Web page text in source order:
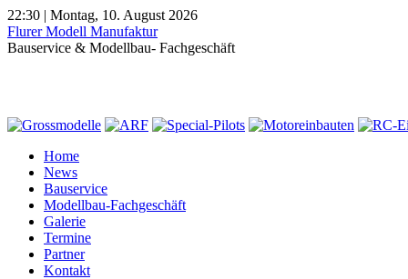
22:30 | Montag, 10. August 2026
Flurer Modell Manufaktur
Bauservice & Modellbau- Fachgeschäft
Home
News
Bauservice
Modellbau-Fachgeschäft
Galerie
Termine
Partner
Kontakt